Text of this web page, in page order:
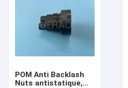
POM Anti Backlash
Nuts antistatique,